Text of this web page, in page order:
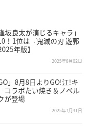
坂良太が演じるキャラ」
！1位は『鬼滅の刃 遊郭
年版】
2025年8月02日
」8月8日よりGO!江!キ
コラボたい焼き＆ノベル
が登場
2025年7月31日